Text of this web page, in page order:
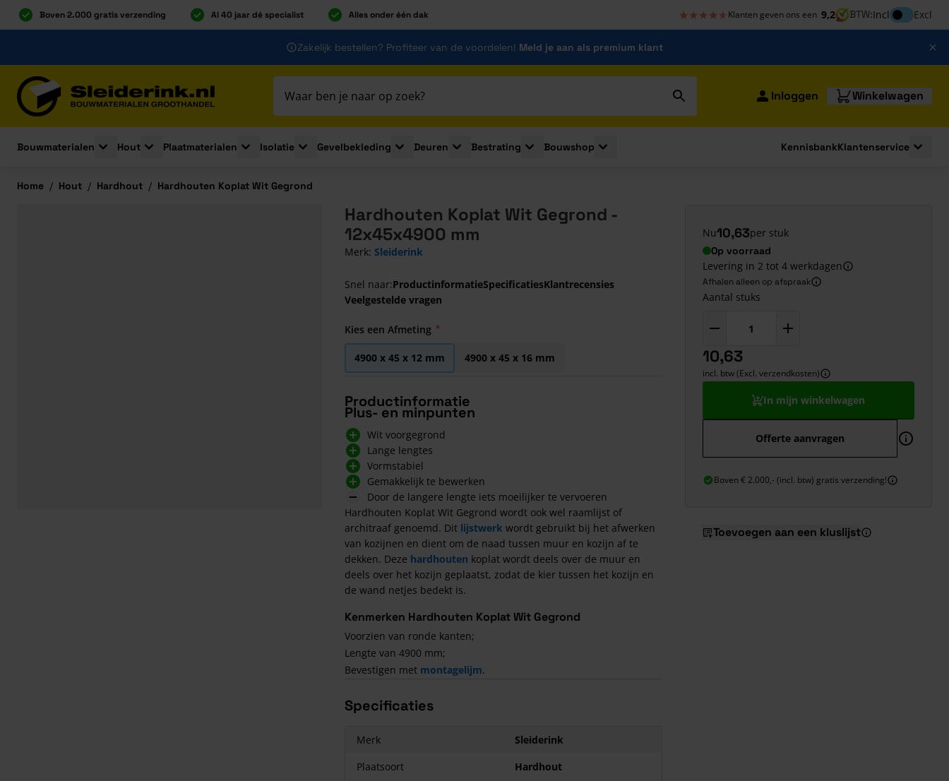
Boven 2.000 gratis verzending Al 40 jaar dé specialist Alles onder één dak ★★★★★
★★★★★ Klanten geven ons een 9,2 BTW:InclInclusief btw
Excl
Zakelijk bestellen? Profiteer van de voordelen! Meld je aan als premium klant
Inloggen Winkelwagen
Bouwmaterialen
Toggle submenu for Bouwmaterialen
Hout
Toggle submenu for Hout
Plaatmaterialen
Toggle submenu for Plaatmaterialen
Isolatie
Toggle submenu for Isolatie
Gevelbekleding
Toggle submenu for Gevelbekleding
Deuren
Toggle submenu for Deuren
Bestrating
Toggle submenu for Bestrating
Bouwshop
Toggle submenu for Bouwshop
KennisbankKlantenservice
Home / Hout / Hardhout / Hardhouten Koplat Wit Gegrond
Hardhouten Koplat Wit Gegrond -
12x45x4900 mm
Merk: Sleiderink
Snel naar:ProductinformatieSpecificatiesKlantrecensies
Veelgestelde vragen
Kies een Afmeting
4900 x 45 x 12 mm 4900 x 45 x 16 mm
Productinformatie
Plus- en minpunten
Wit voorgegrond
Lange lengtes
Vormstabiel
Gemakkelijk te bewerken
Door de langere lengte iets moeilijker te vervoeren
Hardhouten Koplat Wit Gegrond wordt ook wel raamlijst of
architraaf genoemd. Dit lijstwerk wordt gebruikt bij het afwerken
van kozijnen en dient om de naad tussen muur en kozijn af te
dekken. Deze hardhouten koplat wordt deels over de muur en
deels over het kozijn geplaatst, zodat de kier tussen het kozijn en
de wand netjes bedekt is.
Kenmerken Hardhouten Koplat Wit Gegrond
Voorzien van ronde kanten;
Lengte van 4900 mm;
Bevestigen met montagelijm.
Specificaties
Merk
Sleiderink
Plaatsoort
Hardhout
Nu10,63per stuk
Op voorraad
Levering in 2 tot 4 werkdagen
Afhalen alleen op afspraak
Aantal stuks
10,63
incl. btw (Excl. verzendkosten)
In mijn winkelwagen
Offerte aanvragen
Boven € 2.000,- (incl. btw) gratis verzending!
Toevoegen aan een kluslijst